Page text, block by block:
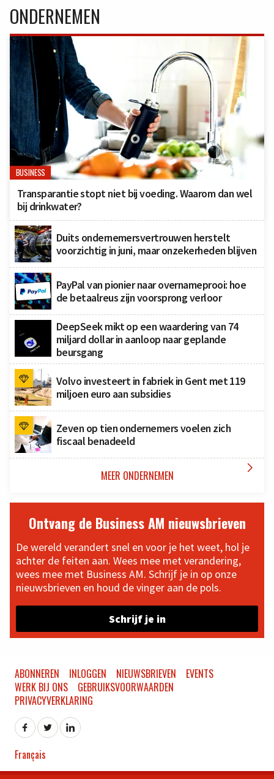
ONDERNEMEN
BUSINESS
Transparantie stopt niet bij voeding. Waarom dan wel
bij drinkwater?
Duits ondernemersvertrouwen herstelt
voorzichtig in juni, maar onzekerheden blijven
PayPal van pionier naar overnameprooi: hoe
de betaalreus zijn voorsprong verloor
DeepSeek mikt op een waardering van 74
miljard dollar in aanloop naar geplande
beursgang
Volvo investeert in fabriek in Gent met 119
miljoen euro aan subsidies
Zeven op tien ondernemers voelen zich
fiscaal benadeeld
MEER ONDERNEMEN 
Ontvang de Business AM nieuwsbrieven
De wereld verandert snel en voor je het weet, hol je
achter de feiten aan. Wees mee met verandering,
wees mee met Business AM. Schrijf je in op onze
nieuwsbrieven en houd de vinger aan de pols.
Schrijf je in
ABONNEREN INLOGGEN NIEUWSBRIEVEN
EVENTS
WERK BIJ ONS
GEBRUIKSVOORWAARDEN
PRIVACYVERKLARING
Français